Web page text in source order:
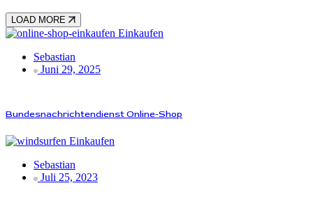
LOAD MORE
Einkaufen
Sebastian
Juni 29, 2025
Bundesnachrichtendienst Online-Shop
Einkaufen
Sebastian
Juli 25, 2023